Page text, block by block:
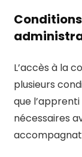
L’accès à la
plusieurs
que
nécessaires